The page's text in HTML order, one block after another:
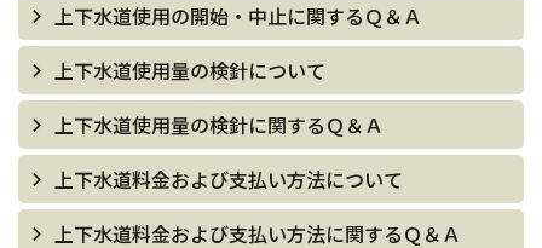
上下水道使用の開始・中止に関するＱ＆Ａ
上下水道使用量の検針について
上下水道使用量の検針に関するＱ＆Ａ
上下水道料金および支払い方法について
上下水道料金および支払い方法に関するＱ＆Ａ